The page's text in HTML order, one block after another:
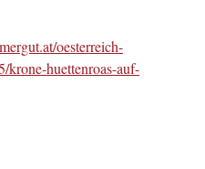
oesterreich-
krone-huettenroas-auf-